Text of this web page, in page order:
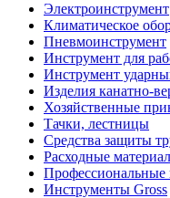
Электроинструмент
Климатическое
Пневмоинструмент
Инструмент для
Инструмент
Изделия канатно-
Хозяйственные
Тачки, лестницы
Средства защиты
Расходные
Инструменты Gross